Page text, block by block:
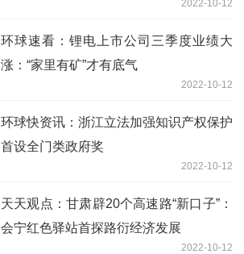
2022-10-12
环球速看：锂电上市公司三季度业绩大
涨：“家里有矿”才有底气
2022-10-12
环球快资讯：浙江立法加强知识产权保护
首设全门类政府奖
2022-10-12
天天观点：甘肃辟20个高速路“新口子”：
会宁红色驿站首探路衍经济发展
2022-10-12